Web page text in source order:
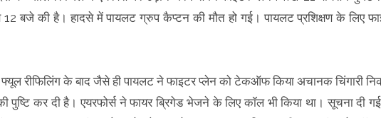
12 बजे की है। हादसे में पायलट ग्रुप कैप्टन की मौत हो गई। पायलट प्रशिक्षण के लिए
फ्यूल रीफिलिंग के बाद जैसे ही पायलट ने फाइटर प्लेन को टेकऑफ किया अचानक चिंगारी
पुष्टि कर दी है। एयरफोर्स ने फायर ब्रिगेड भेजने के लिए कॉल भी किया था। सूचना दी